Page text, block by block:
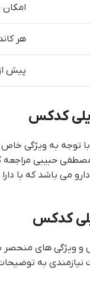
هر
پیش
و با توجه به
حبیبی
می باشد که با
ویژگی های منحصر